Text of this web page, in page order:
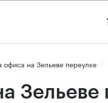
офиса на Зельеве переулке
Зельеве